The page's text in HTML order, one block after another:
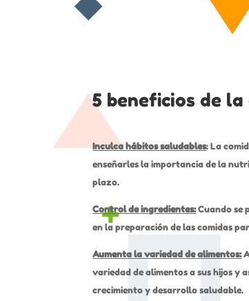
5 beneficios de
Inculca hábitos saludables: La
enseñarles la importancia de la
plazo.
Control de ingredientes:Cuando se
en la preparación de las comidas
Aumenta la variedad de alimentos:
variedad de alimentos a sus hijos y
crecimiento y desarrollo saludable.